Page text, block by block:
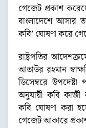
গেজেট প্রকাশ
বাংলাদেশে আসার
কবি’ ঘোষণা করে
রাষ্ট্রপতির
আতাউর রহমান
ডিসেম্বরে
অনুযায়ী কবি
কবি ঘোষণা করা
গেজেট আকারে